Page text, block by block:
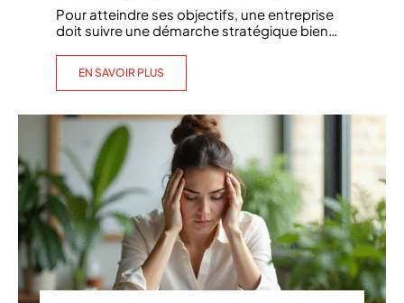
Pour atteindre ses objectifs, une entreprise
doit suivre une démarche stratégique bien
EN SAVOIR PLUS